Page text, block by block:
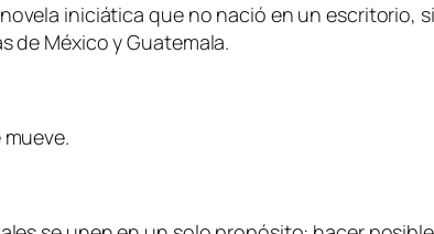
iniciática que no nació en un escritorio,
de México y Guatemala.